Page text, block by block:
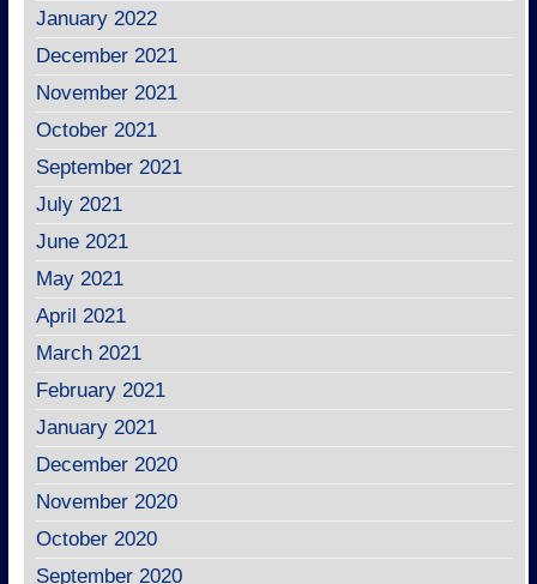
January 2022
December 2021
November 2021
October 2021
September 2021
July 2021
June 2021
May 2021
April 2021
March 2021
February 2021
January 2021
December 2020
November 2020
October 2020
September 2020